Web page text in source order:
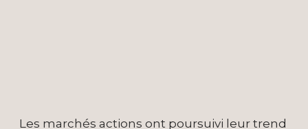
Les marchés actions ont poursuivi leur trend